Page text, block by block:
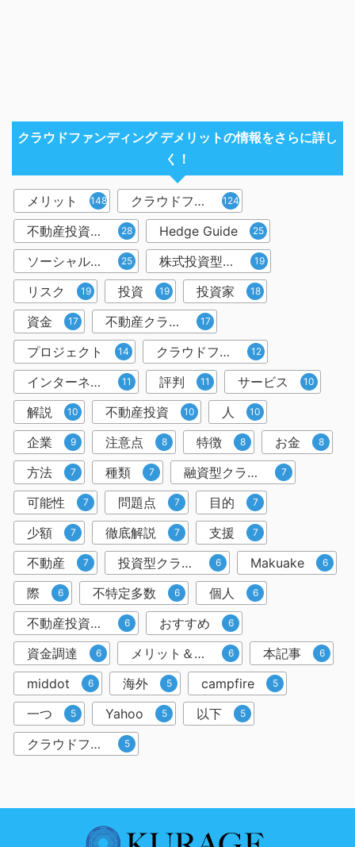
クラウドファンディング デメリットの情報をさらに詳し
く！
メリット 148 クラウドファンディング 124
不動産投資型クラウドファンディング 28 Hedge Guide 25
ソーシャルレンディング 25 株式投資型クラウドファンディング 19
リスク 19 投資 19 投資家 18
資金 17 不動産クラウドファンディング 17
プロジェクト 14 クラウドファンディング投資 12
インターネット 11 評判 11 サービス 10
解説 10 不動産投資 10 人 10
企業 9 注意点 8 特徴 8 お金 8
方法 7 種類 7 融資型クラウドファンディング 7
可能性 7 問題点 7 目的 7
少額 7 徹底解説 7 支援 7
不動産 7 投資型クラウドファンディング 6 Makuake 6
際 6 不特定多数 6 個人 6
不動産投資クラウドファンディング 6 おすすめ 6
資金調達 6 メリット＆デメリット 6 本記事 6
middot 6 海外 5 campfire 5
一つ 5 Yahoo 5 以下 5
クラウドファンディングサービス 5